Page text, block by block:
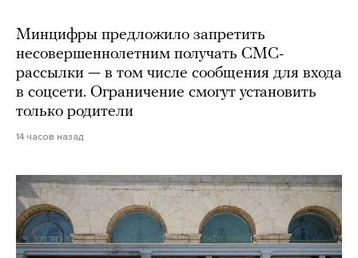
Минцифры предложило запретить
несовершеннолетним получать СМС-
рассылки — в том числе сообщения для входа
в соцсети. Ограничение смогут установить
только родители
14 часов назад